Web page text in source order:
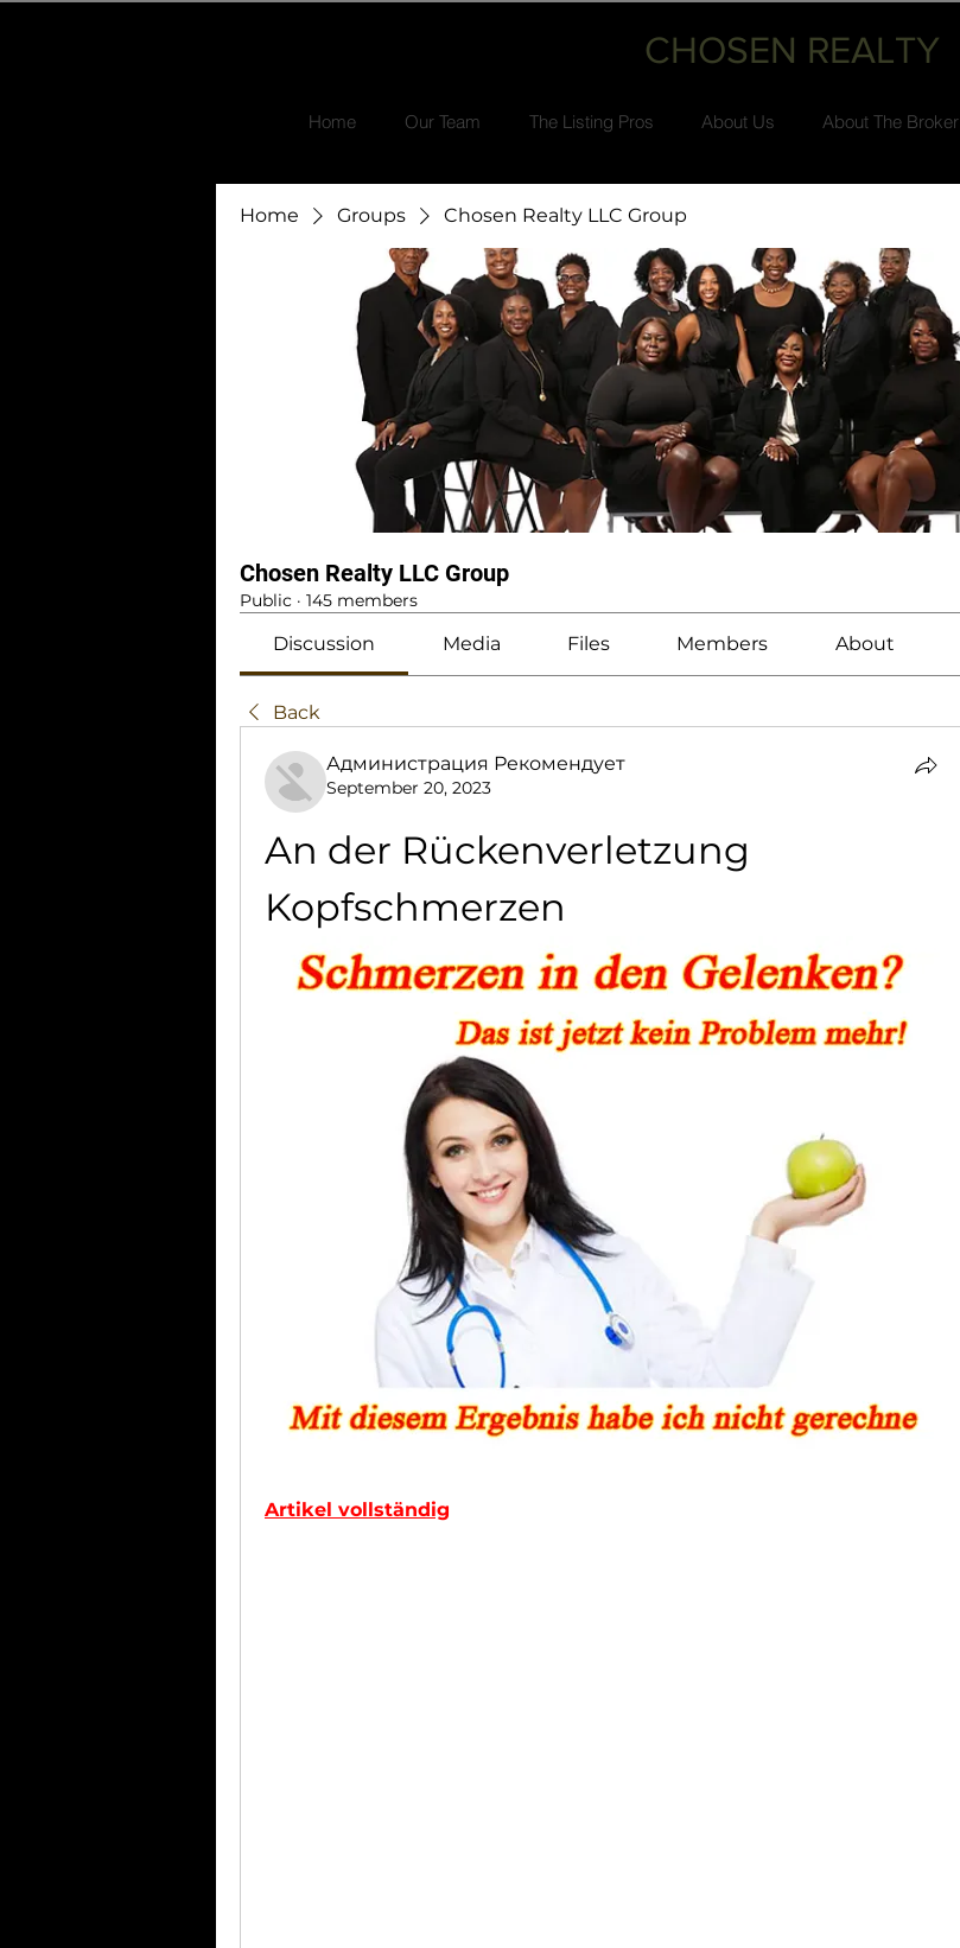
CHOSEN REALTY
Home Our Team The Listing Pros About Us About The Broker
Home Groups Chosen Realty LLC Group
Chosen Realty LLC Group
Public · 145 members
Discussion Media Files Members About
Back
Администрация Рекомендует
September 20, 2023
An der Rückenverletzung
Kopfschmerzen
Artikel vollständig